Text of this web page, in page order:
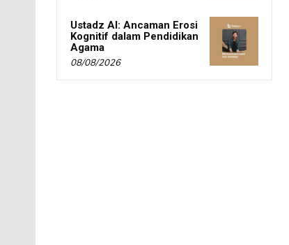
Ustadz AI: Ancaman Erosi
Kognitif dalam Pendidikan
Agama
08/08/2026